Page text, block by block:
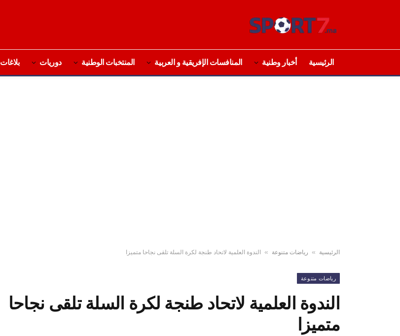
الرئيسية أخبار وطنية المنافسات الإفريقية و العربية المنتخبات الوطنية دوريات بلاغات
الرئيسية » رياضات متنوعة » الندوة العلمية لاتحاد طنجة لكرة السلة تلقى نجاحا متميزا
رياضات متنوعة
الندوة العلمية لاتحاد طنجة لكرة السلة تلقى نجاحا
متميزا